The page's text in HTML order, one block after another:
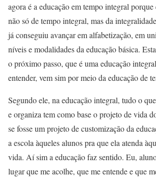
agora é a educação em tempo integral porque
não só de tempo integral, mas da
já conseguiu avançar em alfabetização, em
níveis e modalidades da educação básica.
o próximo passo, que é uma educação
entender, vem sim por meio da educação de
Segundo ele, na educação integral, tudo o
e organiza tem como base o projeto de vida
se fosse um projeto de customização da
a escola àqueles alunos pra que ela atenda
vida. Aí sim a educação faz sentido. Eu,
lugar que me acolhe, que me entende e que